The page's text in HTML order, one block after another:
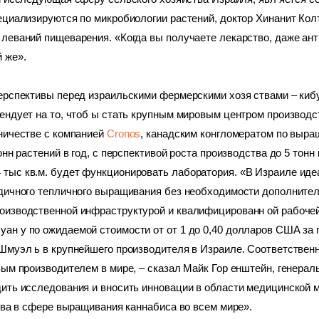
по микробиологии растений, доктор Хинанит
пищеварения. «Когда вы получаете лекарство, даже
же».
перед израильскими фермерскими хозя ствами –
на то, чтоб ы стать крупным мировым центром
с компанией Cronos, канадским конгломератом по
растений в год, с перспективой роста производства до 5
кв.м. будет функционировать лаборатория. «В Израиле
тепличного выращивания без необходимости
инфраструктурой и квалифицированн ой
у по ожидаемой стоимости от от 1 до 0,40 долларов США за
ь в крупнейшего производителя в Израиле.
производителем в мире, – сказал Майк Гор енштейн,
исследования и вносить инновации в области
в сфере выращивания каннабиса во всем мире».